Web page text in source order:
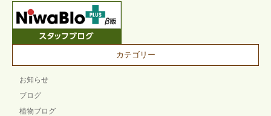
カテゴリー
お知らせ
ブログ
植物ブログ